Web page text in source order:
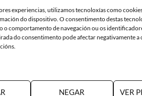
experiencias, utilizamos tecnoloxías como
do dispositivo. O consentimento destas
o comportamento de navegación ou os
do consentimento pode afectar negativamente a
NEGAR VER
oAviso Legal e aPolítica de privacidade